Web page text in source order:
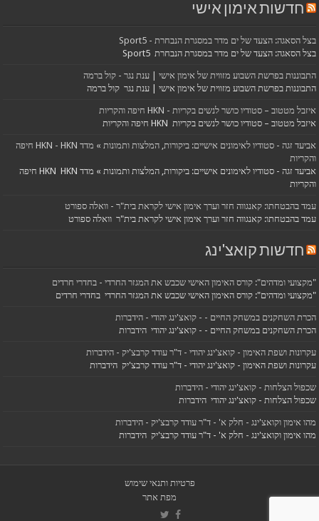
חדשות אימון אישי
בצל הסאגה: הצעד של ים מדר במסגרת הנבחרת - Sport5
בצל הסאגה: הצעד של ים מדר במסגרת הנבחרת Sport5
התבוננות בפרשת השבוע מזווית של אימון אישי | ענת נגר - קול ברמה
התבוננות בפרשת השבוע מזווית של אימון אישי | ענת נגר קול ברמה
איזבל מטטוב – סטודיו כושר לנשים בקריות - HKN חיפה והקריות
איזבל מטטוב – סטודיו כושר לנשים בקריות HKN חיפה והקריות
אביעד זגה - סטודיו לאימונים אישיים: ביקורות, המלצות ותמונות » מדד HKN - HKN חיפה
והקריות
אביעד זגה - סטודיו לאימונים אישיים: ביקורות, המלצות ותמונות » מדד HKN HKN חיפה
והקריות
עמד בהבטחתו: קאנגווה חזר וערך אימון אישי לקראת בית"ר - וואלה ספורט
עמד בהבטחתו: קאנגווה חזר וערך אימון אישי לקראת בית"ר וואלה ספורט
חדשות קואצ'ינג
"מקצועי ומדהים": קורס האימון האישי שכבש את המגזר החרדי - בחדרי חרדים
"מקצועי ומדהים": קורס האימון האישי שכבש את המגזר החרדי בחדרי חרדים
הכרת השחקנים במשחק החיים - - קואצ'ינג יהודי - הידברות
הכרת השחקנים במשחק החיים - - קואצ'ינג יהודי הידברות
עקרונות ושפת האימון - קואצ'ינג יהודי - ד"ר עודד קרבצ'יק - הידברות
עקרונות ושפת האימון - קואצ'ינג יהודי - ד"ר עודד קרבצ'יק הידברות
שכפול הצלחות - קואצ'ינג יהודי - הידברות
שכפול הצלחות - קואצ'ינג יהודי הידברות
מהו אימון וקואצ'ינג - חלק א' - ד"ר עודד קרבצ'יק - הידברות
מהו אימון וקואצ'ינג - חלק א' - ד"ר עודד קרבצ'יק הידברות
פרטיות ותנאי שימוש
מפת אתר